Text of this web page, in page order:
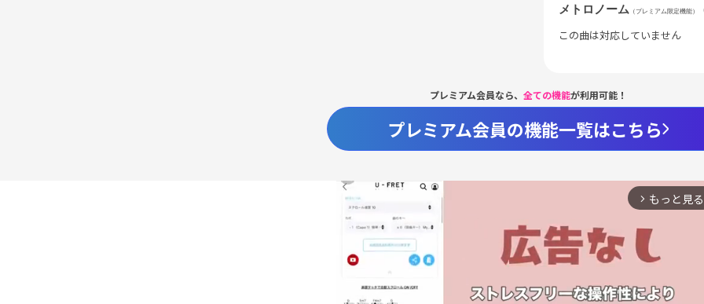
メトロノーム （プレミアム限定機能）
この曲は対応していません
プレミアム会員なら、 全ての機能が利用可能！
プレミアム会員の機能一覧はこちら
arrow_forward_ios もっと見る